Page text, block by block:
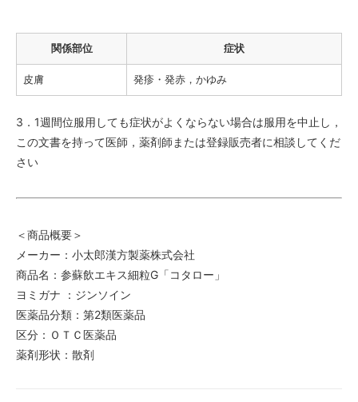
関係部位 症状
皮膚 発疹・発赤，かゆみ
3．1週間位服用しても症状がよくならない場合は服用を中止し，
この文書を持って医師，薬剤師または登録販売者に相談してくだ
さい
＜商品概要＞
メーカー：小太郎漢方製薬株式会社
商品名：参蘇飲エキス細粒G「コタロー」
ヨミガナ ：ジンソイン
医薬品分類：第2類医薬品
区分：ＯＴＣ医薬品
薬剤形状：散剤